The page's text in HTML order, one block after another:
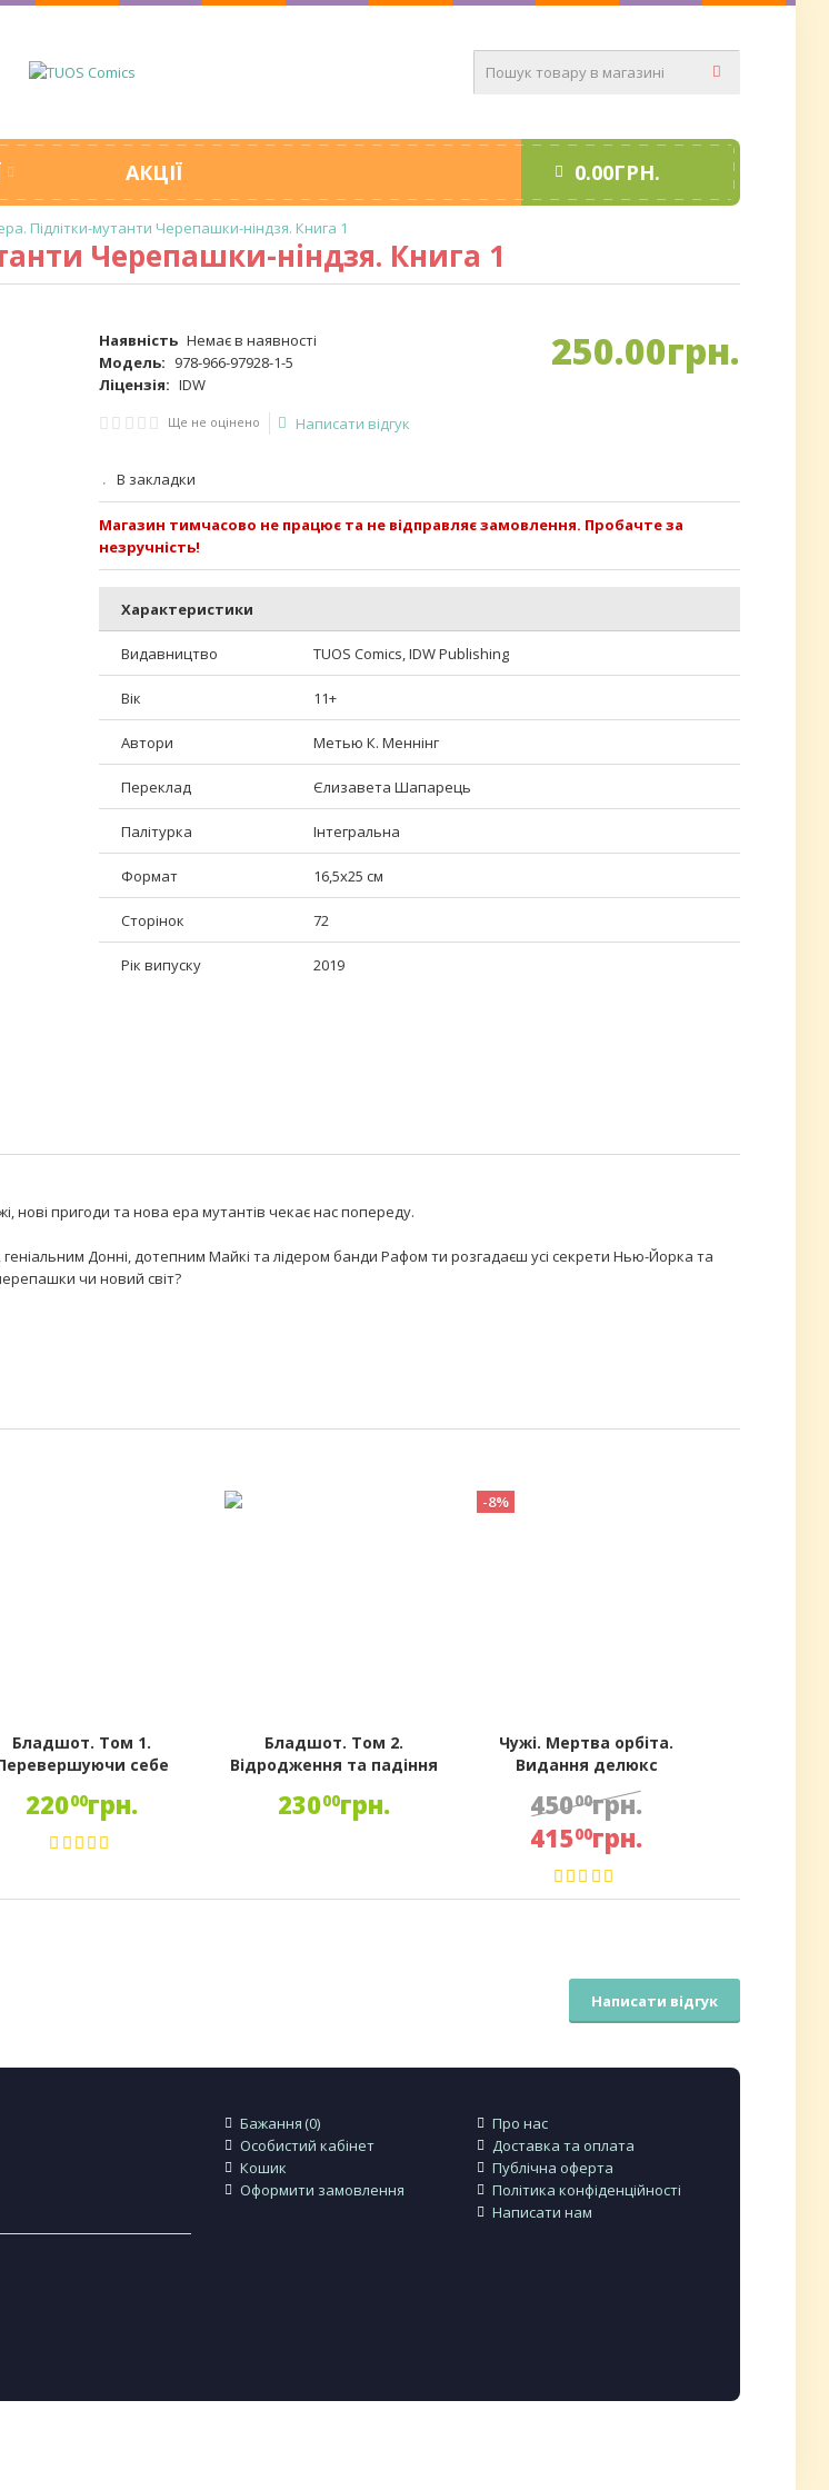
АКЦІЇ 0.00ГРН.
Підлітки-мутанти Черепашки-ніндзя. Книга 1
Черепашки-ніндзя. Книга 1
Наявність Немає в наявності
Модель: 978-966-97928-1-5
Ліцензія: IDW
250.00грн.
Ще не оцінено Написати відгук
В закладки
Магазин тимчасово не працює та не відправляє замовлення. Пробачте за
незручність!
Характеристики
Видавництво TUOS Comics, IDW Publishing
Вік 11+
Автори Метью К. Меннінг
Переклад Єлизавета Шапарець
Палітурка Інтегральна
Формат 16,5х25 см
Сторінок 72
Рік випуску 2019
нові пригоди та нова ера мутантів чекає нас попереду.
Донні, дотепним Майкі та лідером банди Рафом ти розгадаєш усі секрети Нью-Йорка та
чи новий світ?
Бладшот. Том 1.
себе
22000грн.
Бладшот. Том 2.
Відродження та падіння
23000грн.
Чужі. Мертва орбіта.
Видання делюкс
45000грн.
41500грн.
-8%
Написати відгук
Бажання 0
Особистий кабінет
Кошик
Оформити замовлення
Про нас
Доставка та оплата
Публічна оферта
Політика конфіденційності
Написати нам